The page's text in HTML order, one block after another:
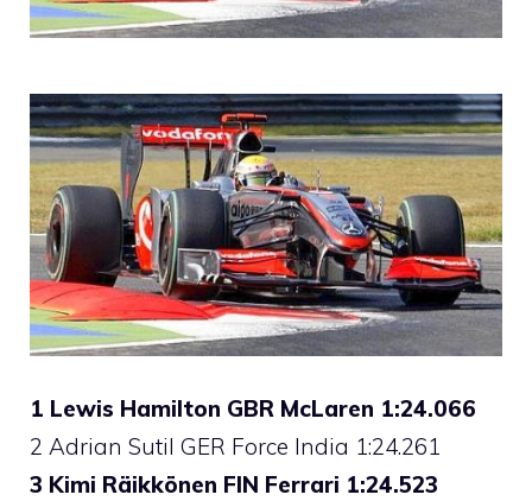
1 Lewis Hamilton GBR McLaren 1:24.066
2 Adrian Sutil GER Force India 1:24.261
3 Kimi Räikkönen FIN Ferrari 1:24.523